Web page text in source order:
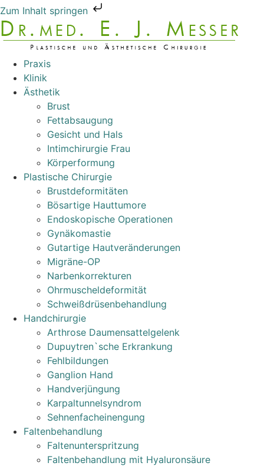
Zum Inhalt springen
Praxis
Klinik
Ästhetik
Brust
Fettabsaugung
Gesicht und Hals
Intimchirurgie Frau
Körperformung
Plastische Chirurgie
Brustdeformitäten
Bösartige Hauttumore
Endoskopische Operationen
Gynäkomastie
Gutartige Hautveränderungen
Migräne-OP
Narbenkorrekturen
Ohrmuscheldeformität
Schweißdrüsenbehandlung
Handchirurgie
Arthrose Daumensattelgelenk
Dupuytren`sche Erkrankung
Fehlbildungen
Ganglion Hand
Handverjüngung
Karpaltunnelsyndrom
Sehnenfacheinengung
Faltenbehandlung
Faltenunterspritzung
Faltenbehandlung mit Hyaluronsäure